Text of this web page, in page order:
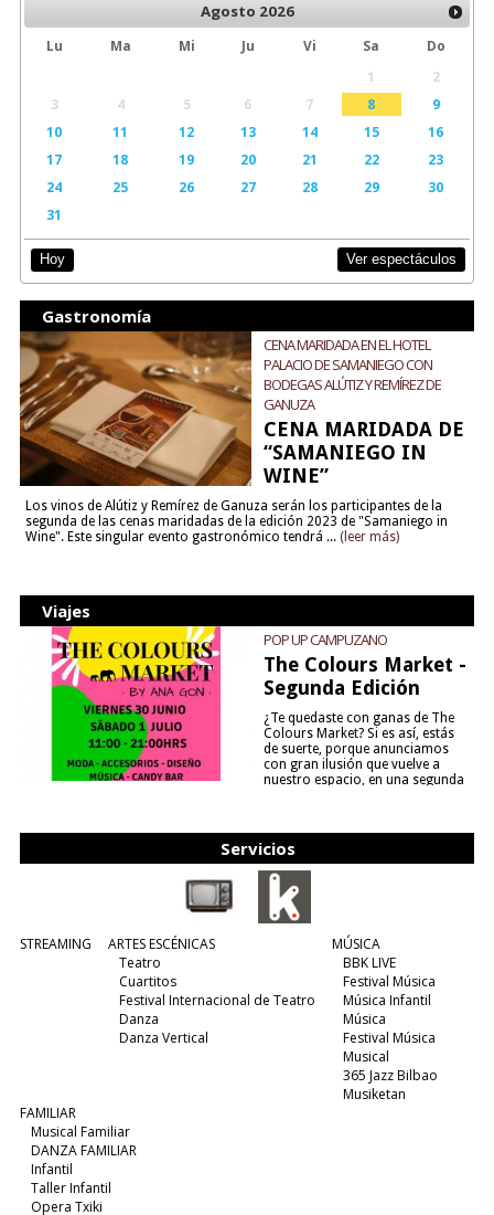
Agosto 2026
Lu Ma Mi Ju Vi Sa
Do
1
2
3
4 5 6 7 8
9
10
11 12 13 14 15
16
17
18 19 20 21 22
23
24
25 26 27 28 29
30
31
Hoy Ver espectáculos
Gastronomía
CENA MARIDADA EN EL HOTEL
PALACIO DE SAMANIEGO CON
BODEGAS ALÚTIZ Y REMÍREZ DE
GANUZA
CENA MARIDADA DE
“SAMANIEGO IN
WINE”
Los vinos de Alútiz y Remírez de Ganuza serán los participantes de la
segunda de las cenas maridadas de la edición 2023 de "Samaniego in
Wine". Este singular evento gastronómico tendrá ... (leer más)
Viajes
POP UP CAMPUZANO
The Colours Market -
Segunda Edición
¿Te quedaste con ganas de The
Colours Market? Si es así, estás
de suerte, porque anunciamos
con gran ilusión que vuelve a
nuestro espacio, en una segunda
Servicios
STREAMING
ARTES ESCÉNICAS
Teatro
Cuartitos
Festival Internacional de Teatro
Danza
Danza Vertical
MÚSICA
BBK LIVE
Festival Música
Música Infantil
Música
Festival Música
Musical
365 Jazz Bilbao
Musiketan
FAMILIAR
Musical Familiar
DANZA FAMILIAR
Infantil
Taller Infantil
Opera Txiki